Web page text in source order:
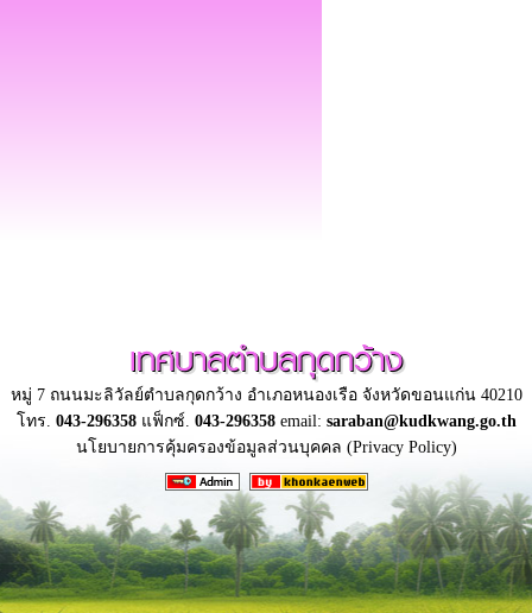
เทศบาลตำบลกุดกว้าง
หมู่ 7 ถนนมะลิวัลย์ตำบลกุดกว้าง อำเภอหนองเรือ จังหวัดขอนแก่น 40210
โทร. 043-296358แฟ็กซ์. 043-296358email: saraban@kudkwang.go.th
นโยบายการคุ้มครองข้อมูลส่วนบุคคล (Privacy Policy)